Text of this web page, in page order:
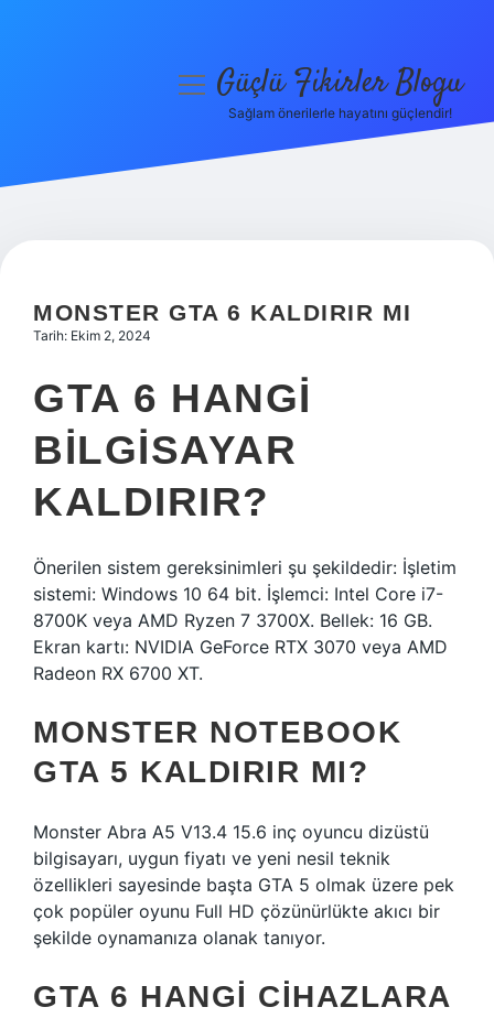
Hakkımızda
menüyüGüçlü Fikirler Blogu
Sağlam önerilerle hayatını güçlendir!
MONSTER GTA 6 KALDIRIR MI
Tarih: Ekim 2, 2024
GTA 6 HANGI
BILGISAYAR
KALDIRIR?
Önerilen sistem gereksinimleri şu şekildedir: İşletim
sistemi: Windows 10 64 bit. İşlemci: Intel Core i7-
8700K veya AMD Ryzen 7 3700X. Bellek: 16 GB.
Ekran kartı: NVIDIA GeForce RTX 3070 veya AMD
Radeon RX 6700 XT.
MONSTER NOTEBOOK
GTA 5 KALDIRIR MI?
Monster Abra A5 V13.4 15.6 inç oyuncu dizüstü
bilgisayarı, uygun fiyatı ve yeni nesil teknik
özellikleri sayesinde başta GTA 5 olmak üzere pek
çok popüler oyunu Full HD çözünürlükte akıcı bir
şekilde oynamanıza olanak tanıyor.
GTA 6 HANGI CIHAZLARA